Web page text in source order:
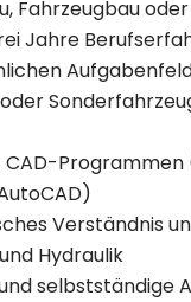
Fahrzeugbau
Jahre
CAD-
Verständnis
Hydraulik
selbstständige